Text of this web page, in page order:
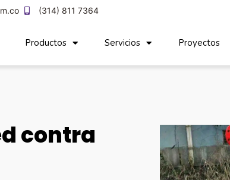
(314) 811 7364
Productos Servicios Proyectos
contra